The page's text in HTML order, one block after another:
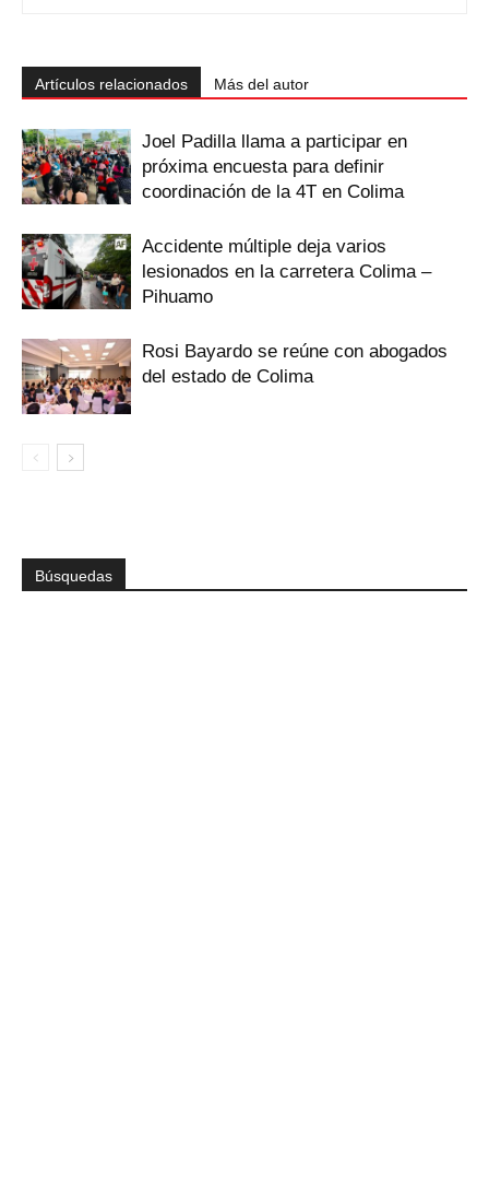
Artículos relacionados Más del autor
Joel Padilla llama a participar en
próxima encuesta para definir
coordinación de la 4T en Colima
Accidente múltiple deja varios
lesionados en la carretera Colima –
Pihuamo
Rosi Bayardo se reúne con abogados
del estado de Colima
Búsquedas